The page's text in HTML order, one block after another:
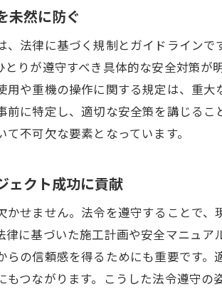
法律が変わるこ
変化する法的要求
安全性向上のため
法律が鉄骨工事の
労働安全衛生法改正が
新しい法律が求め
法改正に応じた安
労働安全衛生法の
法律の変化に伴う
未然に防ぐ
、法律に基づく規制とガイドライン
とりが遵守すべき具体的な安全対策
用や重機の操作に関する規定は、重
前に特定し、適切な安全策を講じる
不可欠な要素となっています。
ェクト成功に貢献
かせません。法令を遵守することで
に基づいた施工計画や安全マニュ
らの信頼感を得るためにも重要です
つながります。こうした法令遵守